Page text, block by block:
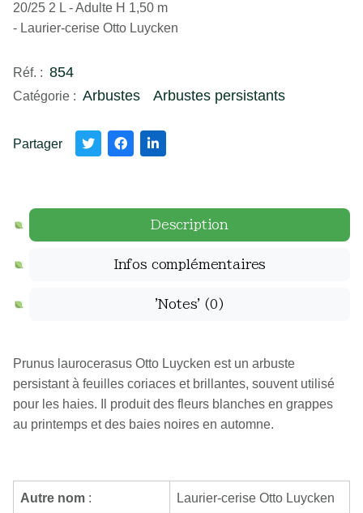
20/25 2 L - Adulte H 1,50 m
- Laurier-cerise Otto Luycken
Réf. : 854
Catégorie : Arbustes Arbustes persistants
Partager
Description
Infos complémentaires
'Notes' (0)
Prunus laurocerasus Otto Luycken est un arbuste
persistant à feuilles coriaces et brillantes, souvent utilisé
pour les haies. Il produit des fleurs blanches en grappes
au printemps et des baies noires en automne.
Autre nom : Laurier-cerise Otto Luycken